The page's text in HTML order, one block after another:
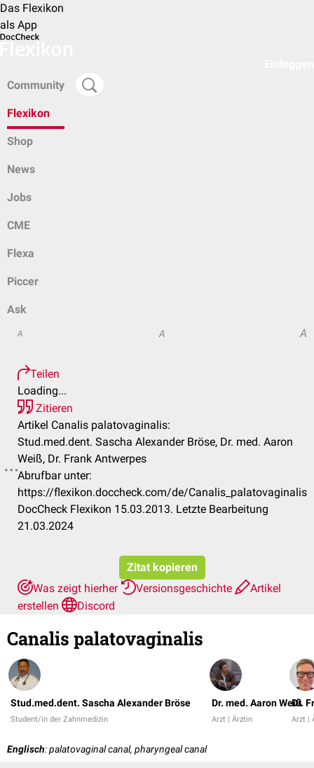
Das Flexikon
als App
Community
Flexikon
Shop
News
Jobs
CME
Flexa
Piccer
Ask
A A A
Teilen
Loading...
Zitieren
Artikel Canalis palatovaginalis:
Stud.med.dent. Sascha Alexander Bröse, Dr. med. Aaron
Weiß, Dr. Frank Antwerpes
Abrufbar unter:
https://flexikon.doccheck.com/de/Canalis_palatovaginalis
DocCheck Flexikon 15.03.2013. Letzte Bearbeitung
21.03.2024
Zitat kopieren
Was zeigt hierher
Versionsgeschichte
Artikel
erstellen
Discord
Canalis palatovaginalis
Stud.med.dent. Sascha Alexander Bröse
Student/in der Zahnmedizin
Dr. med. Aaron Weiß
Arzt | Ärztin
Dr.
Arzt |
Englisch: palatovaginal canal, pharyngeal canal